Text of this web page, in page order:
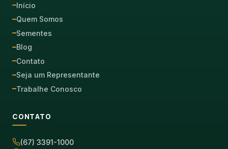
Início
Quem Somos
Sementes
Blog
Contato
Seja um Representante
Trabalhe Conosco
CONTATO
(67) 3391-1000